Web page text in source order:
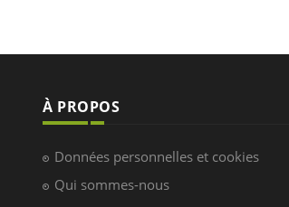
À PROPOS
Données personnelles et cookies
Qui sommes-nous